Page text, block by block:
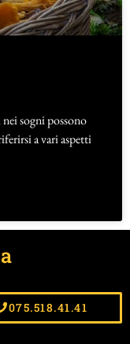
sogni possono
a vari aspetti
075.518.41.41